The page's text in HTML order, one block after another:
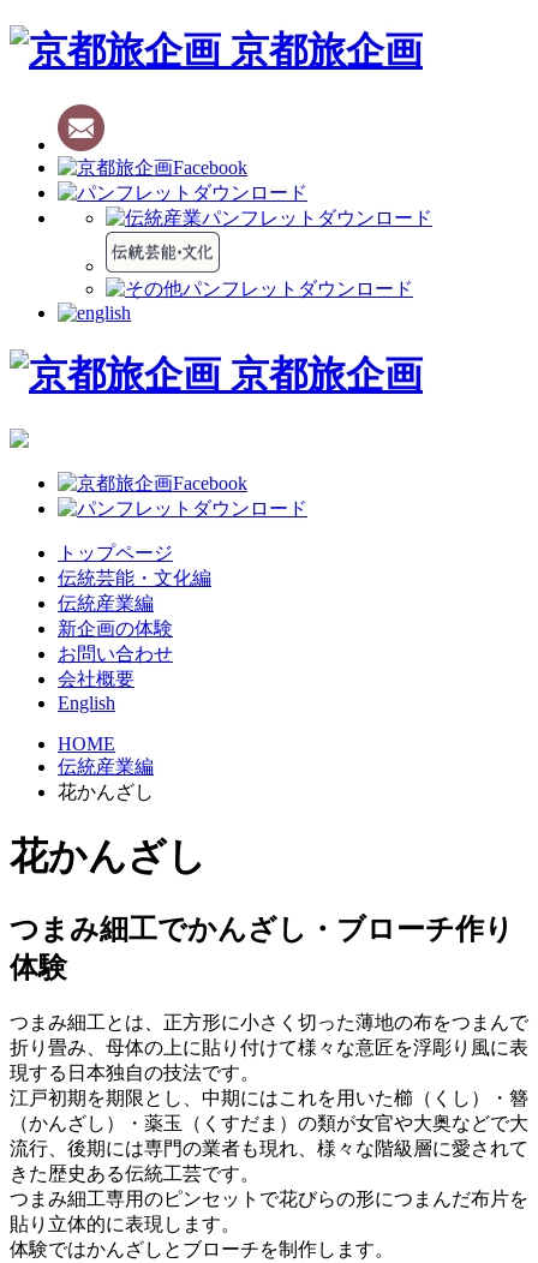
京都旅企画
京都旅企画
トップページ
伝統芸能・文化編
伝統産業編
新企画の体験
お問い合わせ
会社概要
English
HOME
伝統産業編
花かんざし
花かんざし
つまみ細工でかんざし・ブローチ作り
体験
つまみ細工とは、正方形に小さく切った薄地の布をつまんで
折り畳み、母体の上に貼り付けて様々な意匠を浮彫り風に表
現する日本独自の技法です。
江戸初期を期限とし、中期にはこれを用いた櫛（くし）・簪
（かんざし）・薬玉（くすだま）の類が女官や大奥などで大
流行、後期には専門の業者も現れ、様々な階級層に愛されて
きた歴史ある伝統工芸です。
つまみ細工専用のピンセットで花びらの形につまんだ布片を
貼り立体的に表現します。
体験ではかんざしとブローチを制作します。